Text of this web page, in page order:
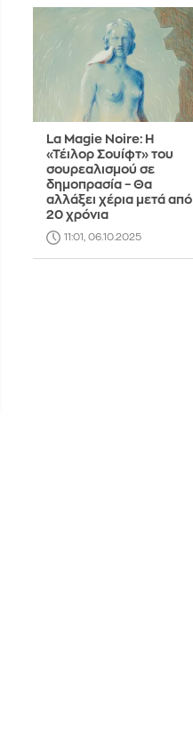
La Magie Noire: Η
«Τέιλορ Σουίφτ» του
σουρεαλισμού σε
δημοπρασία – Θα
αλλάξει χέρια μετά από
20 χρόνια
11:01, 06.10.2025